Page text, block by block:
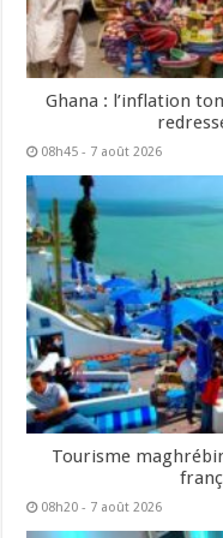
Ghana : l’inflation
08h45 - 7 août 2026
Tourisme
08h20 - 7 août 2026